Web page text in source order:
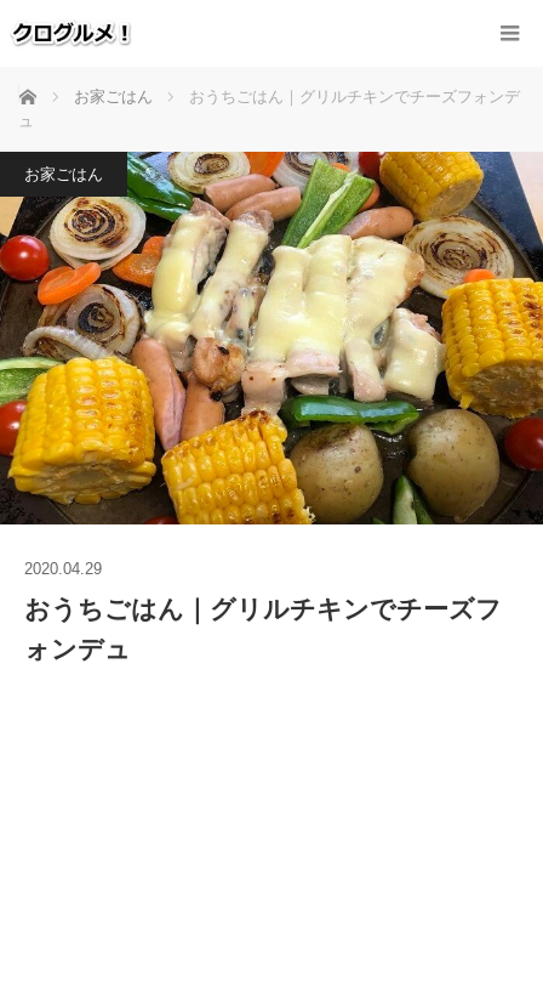
ホーム お家ごはん
おうちごはん｜グリルチキンでチーズフォンデ
ュ
お家ごはん
2020.04.29
おうちごはん｜グリルチキンでチーズフ
ォンデュ